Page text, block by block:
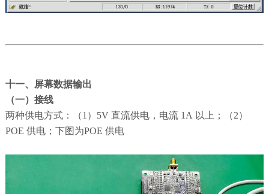
十一、屏幕数据输出
（一）接线
两种供电方式：（1）5V 直流供电，电流 1A 以上；（2）
POE 供电；下图为POE 供电